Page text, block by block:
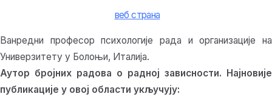
веб страна
Ванредни професор психологије рада и организације на
Универзитету у Болоњи, Италија.
Аутор бројних радова о радној зависности. Најновије
публикације у овој области укључују: